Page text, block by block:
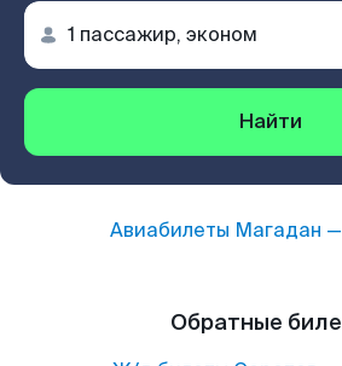
Найти
Авиабилеты Магадан —
Обратные